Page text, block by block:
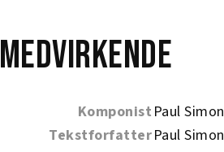
Medvirkende
Komponist Paul Simon
TekstforfatterPaul Simon